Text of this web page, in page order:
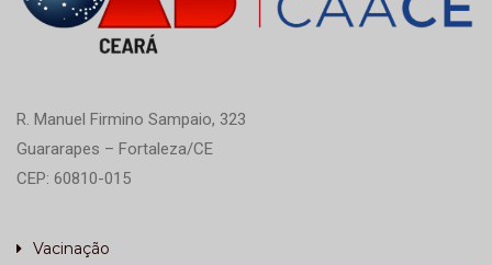
R. Manuel Firmino Sampaio, 323
Guararapes – Fortaleza/CE
CEP: 60810-015
Vacinação